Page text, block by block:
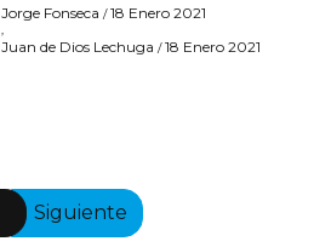
Jorge Fonseca /18 Enero 2021
,
Juan de Dios Lechuga /18 Enero 2021
Siguiente